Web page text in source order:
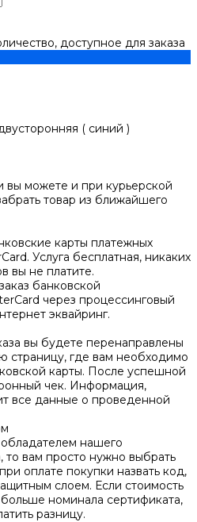
доступное для заказа
( синий )
вы можете и при курьерской
товар из ближайшего
карты платежных
Услуга бесплатная, никаких
вы не платите.
банковской
через процессинговый
эквайринг.
вы будете перенаправлены
где вам необходимо
карты. После успешной
чек. Информация,
все данные о проведенной
нашего
то вам просто нужно выбрать
оплате покупки назвать код,
слоем. Если стоимость
номинала сертификата,
разницу.